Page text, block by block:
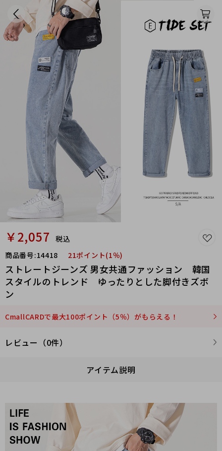
￥2,057
税込
商品番号:14418 21ポイント(1％)
ストレートジーンズ 男女共通ファッション 韓国
スタイルのトレンド ゆったりとした脚付きズボ
ン
CmallCARDで最大100ポイント（5％）がもらえる！
レビュー（0件）
アイテム説明